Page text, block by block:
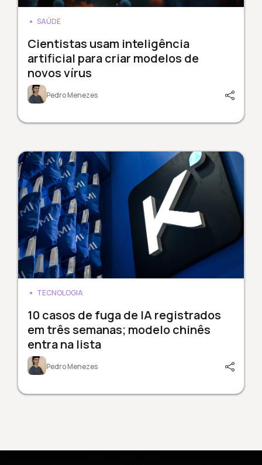
SAÚDE
Cientistas usam inteligência
artificial para criar modelos de
novos vírus
Pedro Menezes
TECNOLOGIA
10 casos de fuga de IA registrados
em três semanas; modelo chinês
entra na lista
Pedro Menezes